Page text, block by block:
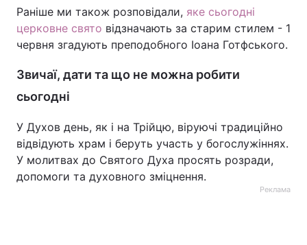
Раніше ми також розповідали, яке сьогодні
церковне свято відзначають за старим стилем - 1
червня згадують преподобного Іоана Готфського.
Звичаї, дати та що не можна робити
сьогодні
У Духов день, як і на Трійцю, віруючі традиційно
відвідують храм і беруть участь у богослужіннях.
У молитвах до Святого Духа просять розради,
допомоги та духовного зміцнення.
Реклама